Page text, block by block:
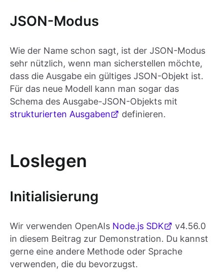
JSON-Modus
Wie der Name schon sagt, ist der JSON-Modus
sehr nützlich, wenn man sicherstellen möchte,
dass die Ausgabe ein gültiges JSON-Objekt ist.
Für das neue Modell kann man sogar das
Schema des Ausgabe-JSON-Objekts mit
strukturierten Ausgaben
definieren.
Loslegen
Initialisierung
Wir verwenden OpenAIs Node.js SDK
v4.56.0
in diesem Beitrag zur Demonstration. Du kannst
gerne eine andere Methode oder Sprache
verwenden, die du bevorzugst.